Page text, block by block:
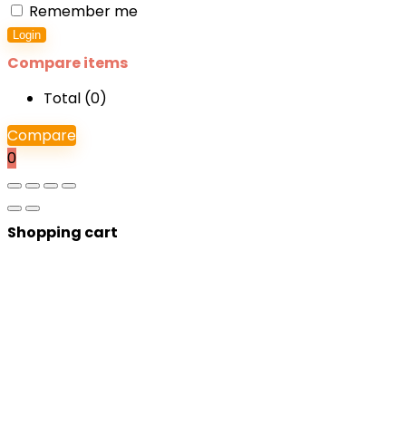
Remember me
Login
Compare items
Total (0)
Compare
0
Shopping cart